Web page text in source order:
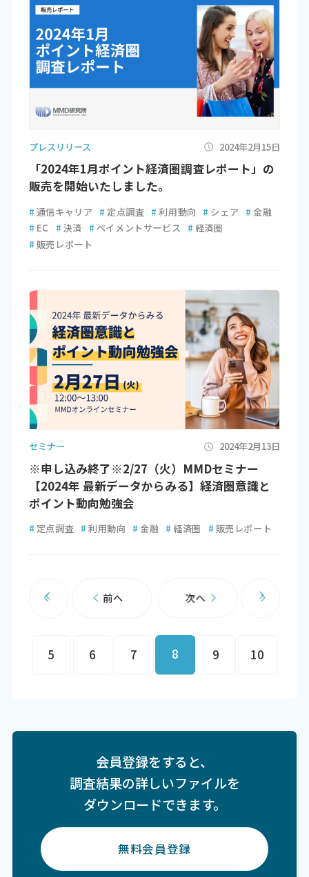
プレスリリース 2024年2月15日
「2024年1月ポイント経済圏調査レポート」の
販売を開始いたしました。
# 通信キャリア # 定点調査 # 利用動向 # シェア # 金融
# EC # 決済 # ペイメントサービス # 経済圏
# 販売レポート
セミナー 2024年2月13日
※申し込み終了※2/27（火）MMDセミナー
【2024年 最新データからみる】経済圏意識と
ポイント動向勉強会
# 定点調査 # 利用動向 # 金融 # 経済圏 # 販売レポート
前へ
5 6 7 8 9 10
次へ
会員登録をすると、
調査結果の詳しいファイルを
ダウンロードできます。
無料会員登録